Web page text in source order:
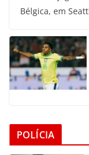
Bélgica, em
POLÍCIA